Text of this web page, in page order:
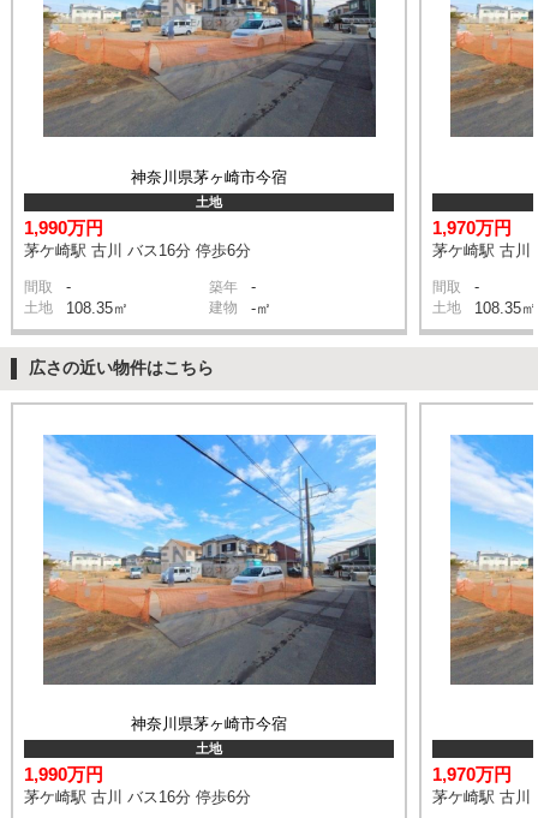
神奈川県茅ヶ崎市今宿
土地
1,990万円
茅ケ崎駅 古川 バス16分 停歩6分
間取 - 築年 -
土地 108.35㎡ 建物 -㎡
1,970万円
茅ケ崎駅 古川
間取 -
土地 108.35㎡
広さの近い物件はこちら
神奈川県茅ヶ崎市今宿
土地
1,990万円
茅ケ崎駅 古川 バス16分 停歩6分
1,970万円
茅ケ崎駅 古川